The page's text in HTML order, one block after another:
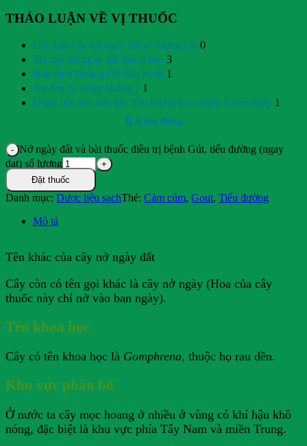
THẢO LUẬN VỀ VỊ THUỐC
Cần bán cây nở ngày đất số lượng lớn 0
Trà cây nở ngày đất bán ở đâu 3
Bản dịch Hoàng Đế Nội Kinh 1
Xạ đen có nóng không ? 1
Dùng bột tam thất bắc liều lượng bao nhiêu Gram/ngày 1
🔃 Xem thêm
Nở ngày đất và bài thuốc điều trị bệnh Gút, tiểu đường (ngay
dat) số lượng
Đặt thuốc
Danh mục: Dược liệu sạchThẻ: Cảm cúm, Gout, Tiểu đường
Mô tả
Tên khác của cây nở ngày đất
Cây còn có tên gọi khác là cây nở ngày (Hoa của cây
thuốc này chỉ nở vào ban ngày).
Tên khoa học
Cây có tên khoa học là Gomphrena, thuộc họ rau dền.
Khu vực phân bố
Ở nước ta cây mọc hoang ở nhiều ở vùng có khí hậu khô
nóng, đặc biệt là khu vực phía Tây Nam và miền Trung.